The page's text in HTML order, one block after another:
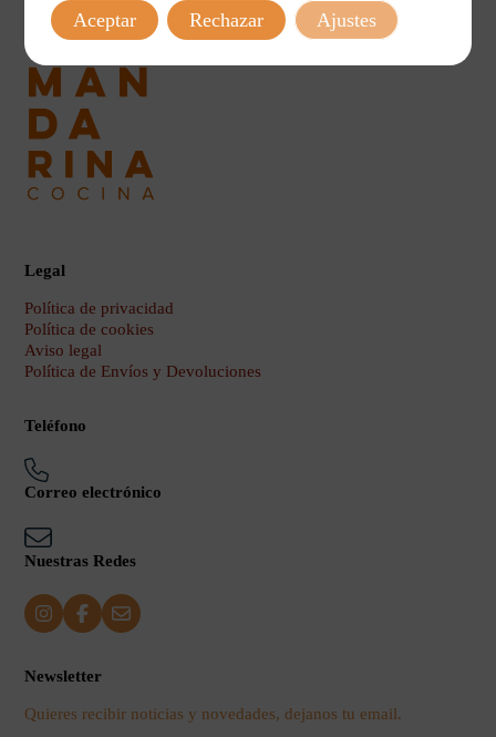
Legal
Política de privacidad
Política de cookies
Aviso legal
Política de Envíos y Devoluciones
Teléfono
Correo electrónico
Nuestras Redes
Newsletter
Quieres recibir noticias y novedades, dejanos tu email.
Aceptar Rechazar Ajustes